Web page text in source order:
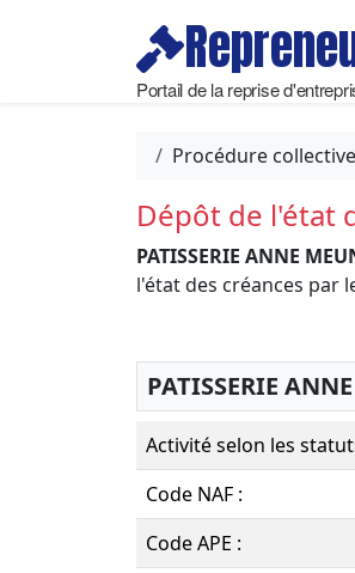
Portail de la reprise
Procédure collective
Dépôt de l'état
PATISSERIE ANNE
l'état des créances par le
PATISSERIE
Activité selon les
Code NAF :
Code APE :